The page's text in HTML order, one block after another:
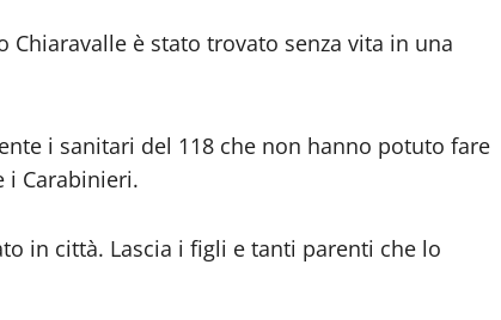
è stato trovato senza vita in una
i sanitari del 118 che non hanno potuto fare
i Carabinieri.
in città. Lascia i figli e tanti parenti che lo